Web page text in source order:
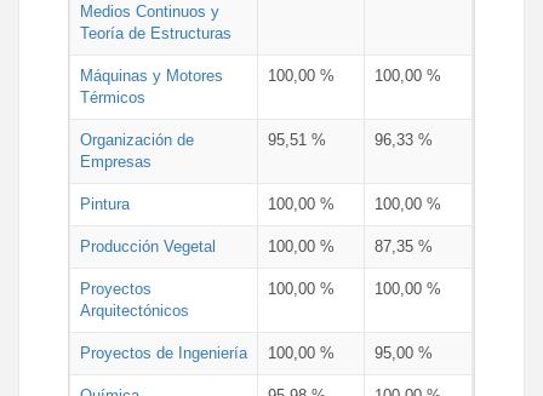
Medios Continuos y
Teoría de Estructuras
Máquinas y Motores
Térmicos
100,00 % 100,00 %
Organización de
Empresas
95,51 % 96,33 %
Pintura 100,00 % 100,00 %
Producción Vegetal 100,00 % 87,35 %
Proyectos
Arquitectónicos
100,00 % 100,00 %
Proyectos de Ingeniería 100,00 % 95,00 %